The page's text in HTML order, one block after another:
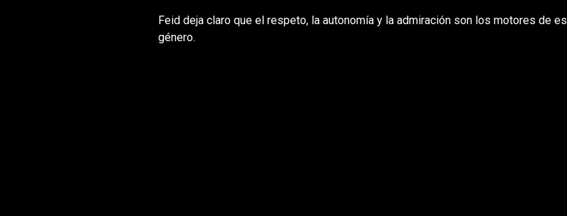
Feid deja claro que el respeto, la autonomía y la admiración son los motores de
género.